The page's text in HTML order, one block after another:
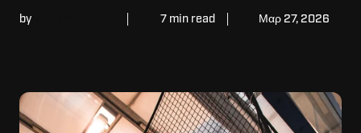
by 7 min read Μαρ 27, 2026